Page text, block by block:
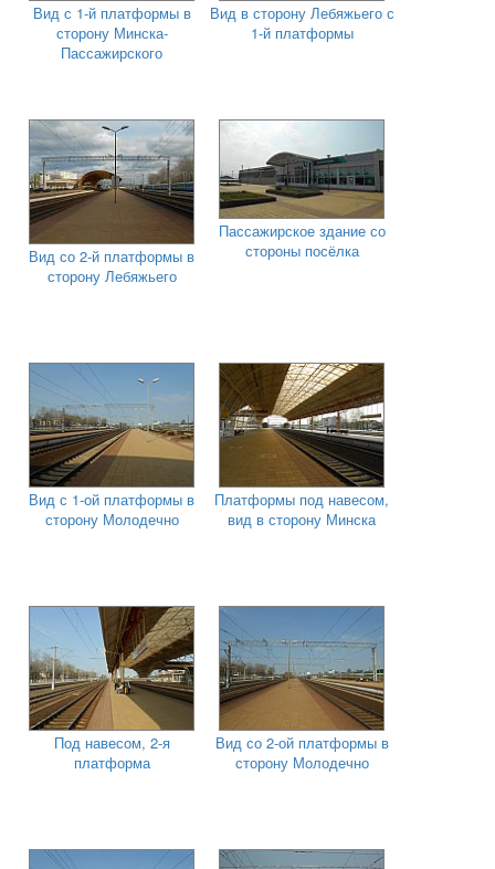
Вид с 1-й платформы в
сторону Минска-
Пассажирского
Вид в сторону Лебяжьего с
1-й платформы
Вид со 2-й платформы в
сторону Лебяжьего
Пассажирское здание со
стороны посёлка
Вид с 1-ой платформы в
сторону Молодечно
Платформы под навесом,
вид в сторону Минска
Под навесом, 2-я
платформа
Вид со 2-ой платформы в
сторону Молодечно